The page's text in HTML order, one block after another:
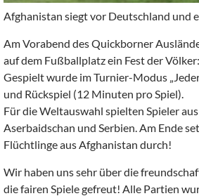
Afghanistan siegt vor Deutschland und
Am Vorabend des Quickborner
auf dem Fußballplatz ein Fest der Völker:
Gespielt wurde im Turnier-Modus
und Rückspiel (12 Minuten pro Spiel).
Für die Weltauswahl spielten Spieler
Aserbaidschan und Serbien. Am Ende
Flüchtlinge aus Afghanistan durch!
Wir haben uns sehr über die
die fairen Spiele gefreut! Alle Partien